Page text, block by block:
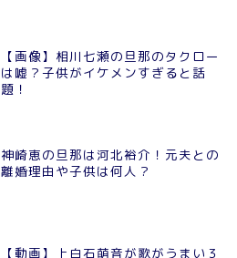
【画像】相川七瀬の旦那のタクロー
は嘘？子供がイケメンすぎると話
題！
神崎恵の旦那は河北裕介！元夫との
離婚理由や子供は何人？
【動画】上白石萌音が歌がうまい３